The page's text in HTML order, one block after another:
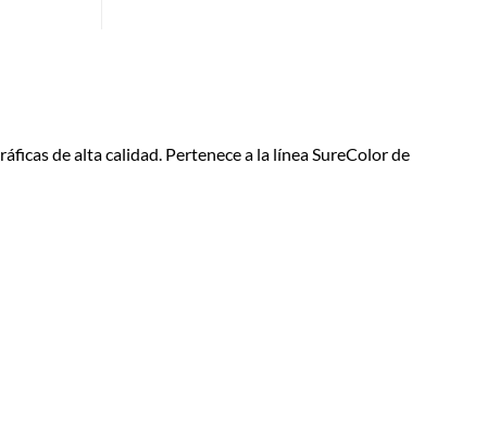
de alta calidad. Pertenece a la línea SureColor de